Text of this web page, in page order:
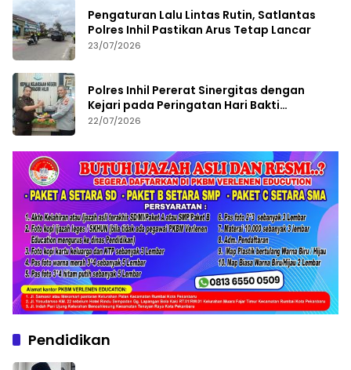
Pengaturan Lalu Lintas Rutin, Satlantas
Polres Inhil Pastikan Arus Tetap Lancar
23/07/2026
Polres Inhil Pererat Sinergitas dengan
Kejari pada Peringatan Hari Bakti
Adhyaksa ke-66
22/07/2026
Pendidikan